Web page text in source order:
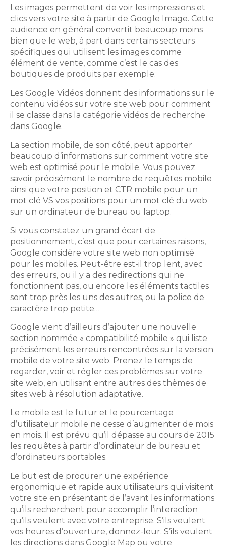
Les images permettent de voir les impressions et
clics vers votre site à partir de Google Image. Cette
audience en général convertit beaucoup moins
bien que le web, à part dans certains secteurs
spécifiques qui utilisent les images comme
élément de vente, comme c’est le cas des
boutiques de produits par exemple.
Les Google Vidéos donnent des informations sur le
contenu vidéos sur votre site web pour comment
il se classe dans la catégorie vidéos de recherche
dans Google.
La section mobile, de son côté, peut apporter
beaucoup d’informations sur comment votre site
web est optimisé pour le mobile. Vous pouvez
savoir précisément le nombre de requêtes mobile
ainsi que votre position et CTR mobile pour un
mot clé VS vos positions pour un mot clé du web
sur un ordinateur de bureau ou laptop.
Si vous constatez un grand écart de
positionnement, c’est que pour certaines raisons,
Google considère votre site web non optimisé
pour les mobiles. Peut-être est-il trop lent, avec
des erreurs, ou il y a des redirections qui ne
fonctionnent pas, ou encore les éléments tactiles
sont trop près les uns des autres, ou la police de
caractère trop petite…
Google vient d’ailleurs d’ajouter une nouvelle
section nommée « compatibilité mobile » qui liste
précisément les erreurs rencontrées sur la version
mobile de votre site web. Prenez le temps de
regarder, voir et régler ces problèmes sur votre
site web, en utilisant entre autres des thèmes de
sites web à résolution adaptative.
Le mobile est le futur et le pourcentage
d’utilisateur mobile ne cesse d’augmenter de mois
en mois. Il est prévu qu’il dépasse au cours de 2015
les requêtes à partir d’ordinateur de bureau et
d’ordinateurs portables.
Le but est de procurer une expérience
ergonomique et rapide aux utilisateurs qui visitent
votre site en présentant de l’avant les informations
qu’ils recherchent pour accomplir l’interaction
qu’ils veulent avec votre entreprise. S’ils veulent
vos heures d’ouverture, donnez-leur. S’ils veulent
les directions dans Google Map ou votre